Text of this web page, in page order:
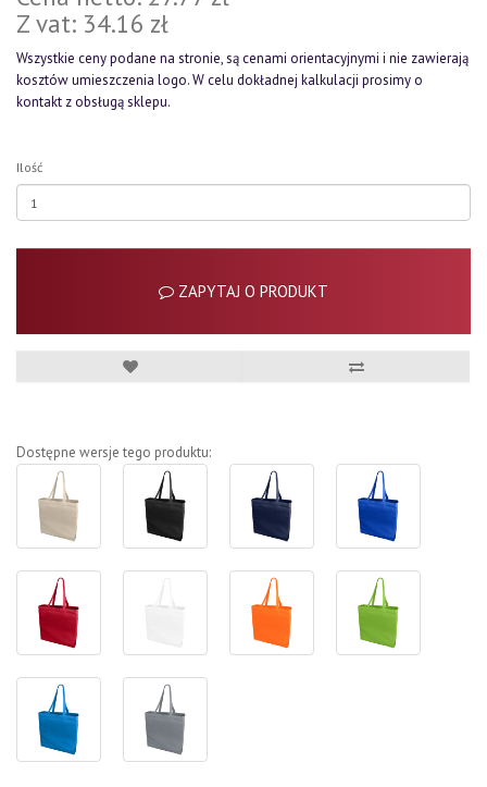
Z vat: 34.16 zł
Wszystkie ceny podane na stronie, są cenami orientacyjnymi i nie zawierają
kosztów umieszczenia logo. W celu dokładnej kalkulacji prosimy o
kontakt z obsługą sklepu.
Ilość
ZAPYTAJ O PRODUKT
Dostępne wersje tego produktu: